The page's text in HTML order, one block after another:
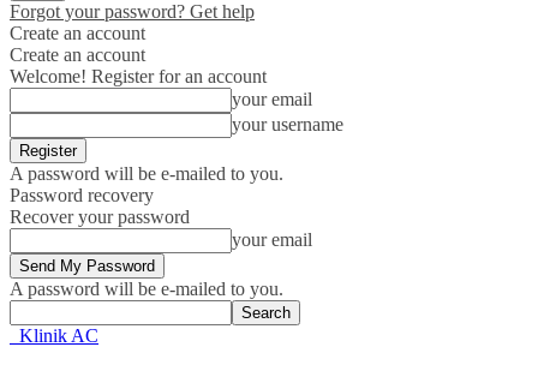
Forgot your password? Get help
Create an account
Create an account
Welcome! Register for an account
your email
your username
A password will be e-mailed to you.
Password recovery
Recover your password
your email
A password will be e-mailed to you.
Klinik AC